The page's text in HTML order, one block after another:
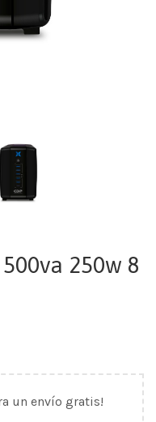
250w 8
un envío gratis!